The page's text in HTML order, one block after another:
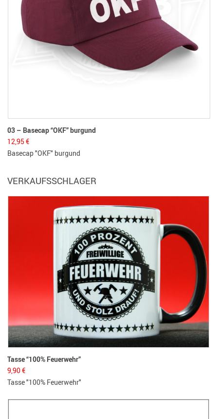
03 – Basecap “OKF” burgund
12,95 €
Basecap "OKF" burgund
VERKAUFSSCHLAGER
Tasse “100% Feuerwehr”
9,90€
Tasse "100% Feuerwehr"